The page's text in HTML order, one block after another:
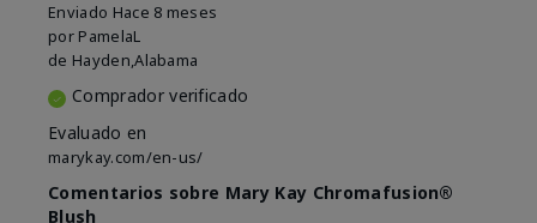
Enviado Hace 8 meses
por PamelaL
de Hayden,Alabama
Comprador verificado
Evaluado en
marykay.com/en-us/
Comentarios sobre Mary Kay Chromafusion®
Blush